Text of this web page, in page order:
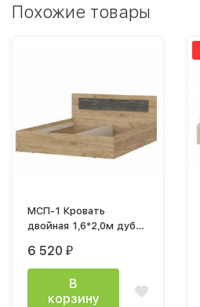
Похожие товары
МСП-1 Кровать
двойная 1,6*2,0м дуб
6 520 ₽
В
корзину